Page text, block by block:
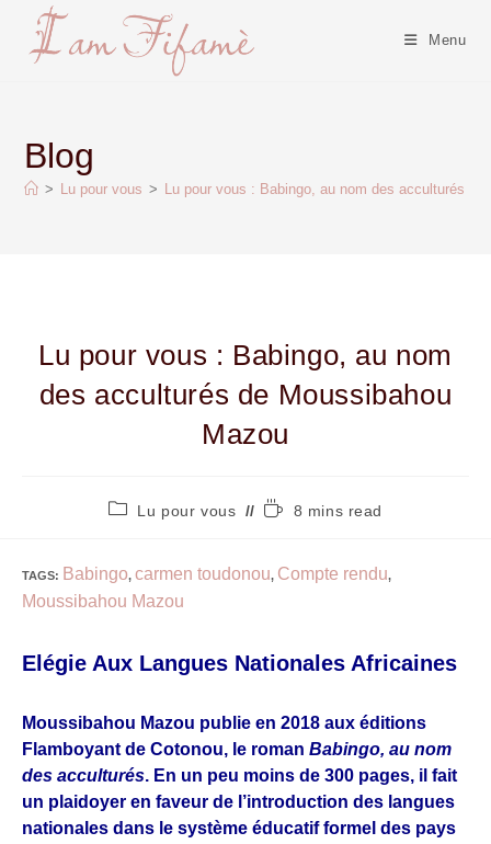
Menu
Blog
> Lu pour vous > Lu pour vous : Babingo, au nom des acculturés de
Lu pour vous : Babingo, au nom
des acculturés de Moussibahou
Mazou
Lu pour vous 8 mins read
TAGS: Babingo, carmen toudonou, Compte rendu,
Moussibahou Mazou
Elégie Aux Langues Nationales Africaines
Moussibahou Mazou publie en 2018 aux éditions
Flamboyant de Cotonou, le roman Babingo, au nom
des acculturés. En un peu moins de 300 pages, il fait
un plaidoyer en faveur de l’introduction des langues
nationales dans le système éducatif formel des pays